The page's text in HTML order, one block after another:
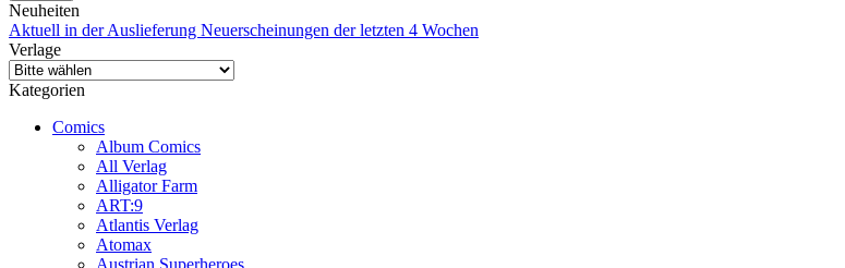
Neuheiten
Aktuell in der Auslieferung Neuerscheinungen der letzten 4 Wochen
Verlage
Kategorien
Comics
Album Comics
All Verlag
Alligator Farm
ART:9
Atlantis Verlag
Atomax
Austrian Superheroes